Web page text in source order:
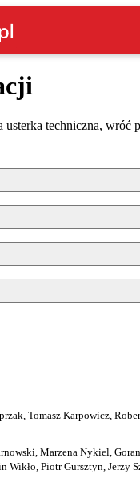
usterka techniczna, wróć
Tomasz Karpowicz,
Marzena Nykiel,
Wikło, Piotr Gursztyn, Jerzy